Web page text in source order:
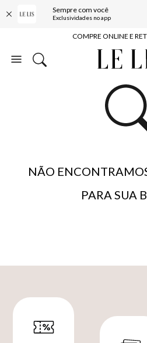
Sempre com você
Exclusividades no app
10% OFF NA
COMPRE ONLINE E
ENTREGA
BAIXE O APP
10% OFF NA
NÃO
PARA SUA